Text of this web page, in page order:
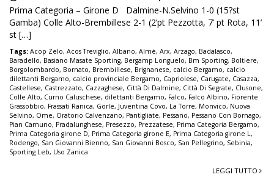
Prima Categoria – Girone D Dalmine-N.Selvino 1-0 (15?st
Gamba) Colle Alto-Brembillese 2-1 (2’pt Pezzotta, 7’ pt Rota, 11’
st […]
Tags: Acop Zelo, Acos Treviglio, Albano, Almè, Arx, Arzago, Badalasco,
Baradello, Basiano Masate Sporting, Bergamp Longuelo, Bm Sporting, Boltiere,
Borgolombardo, Bornato, Brembillese, Brignanese, calcio Bergamo, calcio
dilettanti Bergamo, calcio provinciale Bergamo, Capriolese, Carugate, Casazza,
Castellese, Castrezzato, Cazzaghese, Città Di Dalmine, Città Di Segrate, Clusone,
Colle Alto, Curno Caluschese, dilettanti Bergamo, Falco, Falco Albino, Fiorente
Grassobbio, Frassati Ranica, Gorle, Juventina Covo, La Torre, Monvico, Nuova
Selvino, Ome, Oratorio Calvenzano, Pantigliate, Pessano, Pessano Con Bornago,
Pian Camuno, Pradalunghese, Presezzo, Prezzatese, Prima Categoria Bergamo,
Prima Categoria girone D, Prima Categoria girone E, Prima Categoria girone L ,
Rodengo, San Giovanni Bienno, San Giovanni Bosco, San Pellegrino, Sebinia,
Sporting Leb, Uso Zanica
LEGGI TUTTO